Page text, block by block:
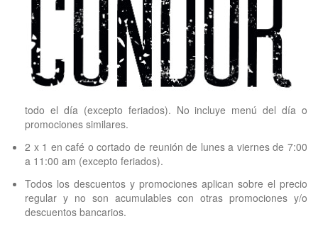
todo el día (excepto feriados). No incluye menú del día o
promociones similares.
2 x 1 en café o cortado de reunión de lunes a viernes de 7:00
a 11:00 am (excepto feriados).
Todos los descuentos y promociones aplican sobre el precio
regular y no son acumulables con otras promociones y/o
descuentos bancarios.